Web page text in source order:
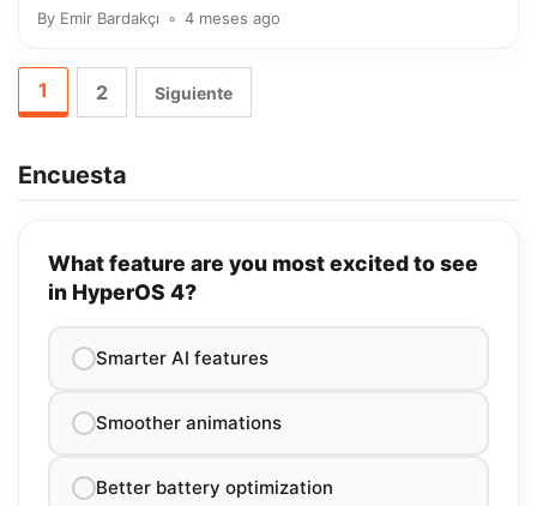
By Emir Bardakçı 4 meses ago
1 2 Siguiente
Encuesta
What feature are you most excited to see
in HyperOS 4?
Smarter AI features
Smoother animations
Better battery optimization